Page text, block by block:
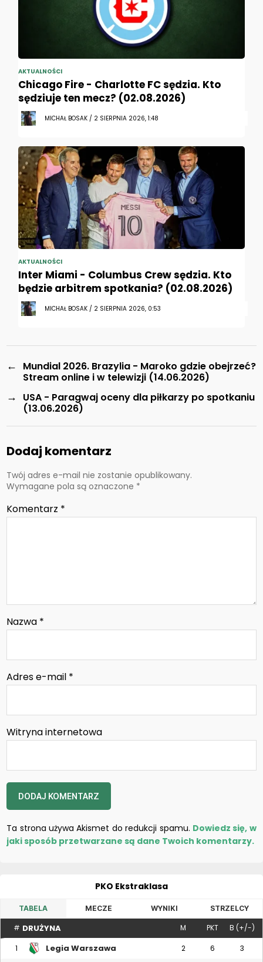
AKTUALNOŚCI
Chicago Fire - Charlotte FC sędzia. Kto
sędziuje ten mecz? (02.08.2026)
MICHAŁ BOSAK / 2 SIERPNIA 2026, 1:48
AKTUALNOŚCI
Inter Miami - Columbus Crew sędzia. Kto
będzie arbitrem spotkania? (02.08.2026)
MICHAŁ BOSAK / 2 SIERPNIA 2026, 0:53
←
Mundial 2026. Brazylia - Maroko gdzie obejrzeć?
Stream online i w telewizji (14.06.2026)
→
USA - Paragwaj oceny dla piłkarzy po spotkaniu
(13.06.2026)
Dodaj komentarz
Twój adres e-mail nie zostanie opublikowany.
Wymagane pola są oznaczone *
Komentarz *
Nazwa *
Adres e-mail *
Witryna internetowa
Ta strona używa Akismet do redukcji spamu. Dowiedz się, w
jaki sposób przetwarzane są dane Twoich komentarzy.
PKO Ekstraklasa
TABELA MECZE WYNIKI STRZELCY
# DRUŻYNA M PKT B (+/-)
1 Legia Warszawa 2 6 3